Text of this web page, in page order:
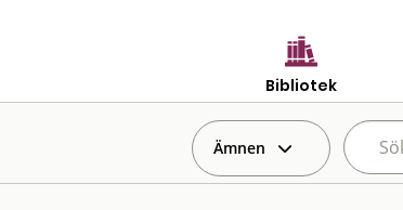
Bibliotek
Ämnen